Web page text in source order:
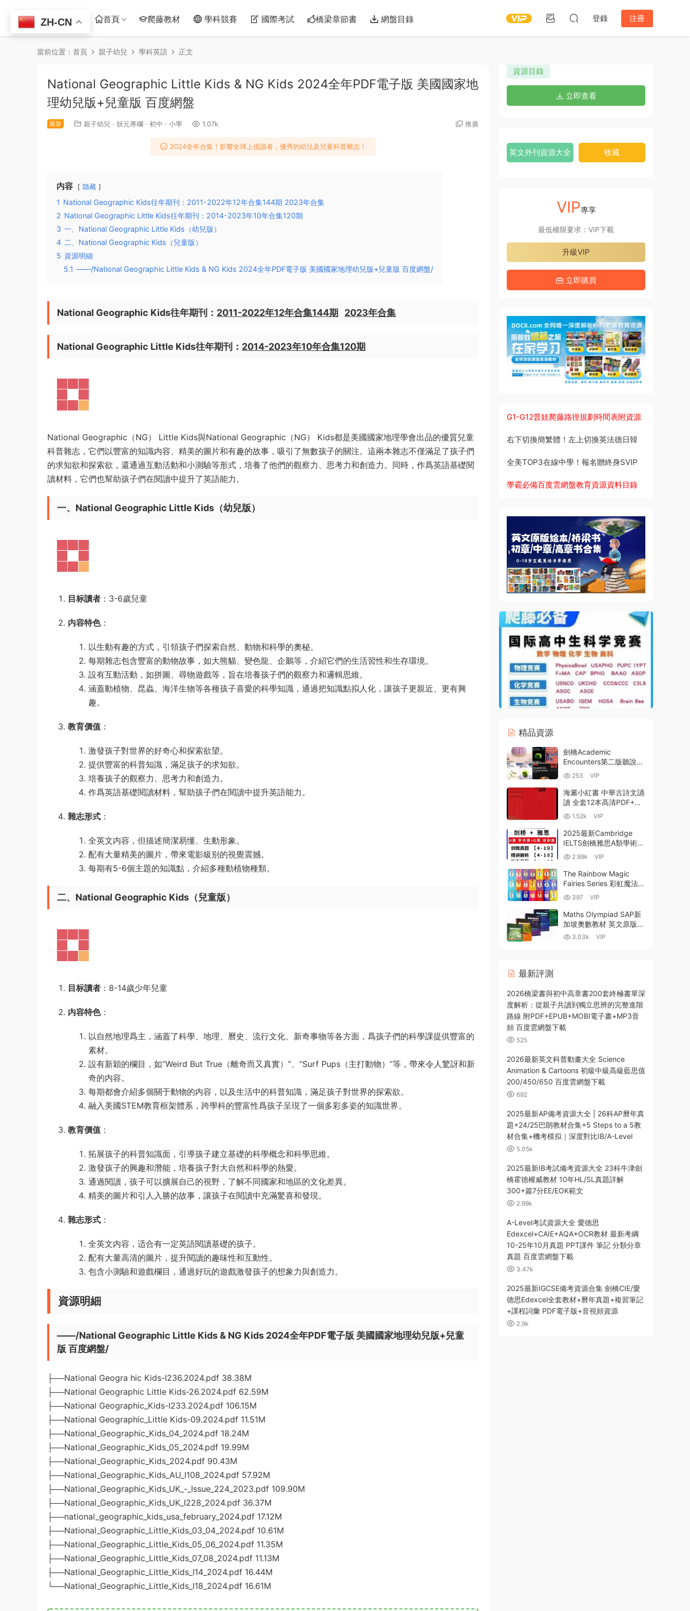
首頁 爬藤教材 學科競賽 國際考試 橋梁章節書 網盤目錄 登錄 注冊
當前位置： 首頁 親子幼兒 學科英語 正文
National Geographic Little Kids & NG Kids 2024全年PDF電子版 美國國家地
理幼兒版+兒童版 百度網盤
最新 親子幼兒 · 狀元專欄 · 初中 · 小學 1.07k 推廣
2024全年合集！影響全球上億讀者，優秀的幼兒及兒童科普雜志！
内容 隐藏
1 National Geographic Kids往年期刊：2011-2022年12年合集144期 2023年合集
2 National Geographic Little Kids往年期刊：2014-2023年10年合集120期
3 一、National Geographic Little Kids（幼兒版）
4 二、National Geographic Kids（兒童版）
5 資源明細
5.1 ——/National Geographic Little Kids & NG Kids 2024全年PDF電子版 美國國家地理幼兒版+兒童版 百度網盤/
National Geographic Kids往年期刊： 2011-2022年12年合集144期 2023年合集
National Geographic Little Kids往年期刊： 2014-2023年10年合集120期
National Geographic（NG） Little Kids與National Geographic（NG） Kids都是美國國家地理學會出品的優質兒童
科普雜志，它們以豐富的知識内容、精美的圖片和有趣的故事，吸引了無數孩子的關注。這兩本雜志不僅滿足了孩子們
的求知欲和探索欲，還通過互動活動和小測驗等形式，培養了他們的觀察力、思考力和創造力。同時，作爲英語基礎閱
讀材料，它們也幫助孩子們在閱讀中提升了英語能力。
一、National Geographic Little Kids（幼兒版）
目标讀者 ：3-6歲兒童
内容特色：
以生動有趣的方式，引領孩子們探索自然、動物和科學的奧秘。
每期雜志包含豐富的動物故事，如大熊貓、變色龍、企鵝等，介紹它們的生活習性和生存環境。
設有互動活動，如拼圖、尋物遊戲等，旨在培養孩子們的觀察力和邏輯思維。
涵蓋動植物、昆蟲、海洋生物等各種孩子喜愛的科學知識，通過把知識點拟人化，讓孩子更親近、更有興
趣。
教育價值 ：
激發孩子對世界的好奇心和探索欲望。
提供豐富的科普知識，滿足孩子的求知欲。
培養孩子的觀察力、思考力和創造力。
作爲英語基礎閱讀材料，幫助孩子們在閱讀中提升英語能力。
雜志形式 ：
全英文内容，但描述簡潔易懂、生動形象。
配有大量精美的圖片，帶來電影級别的視覺震撼。
每期有5-6個主題的知識點，介紹多種動植物種類。
二、National Geographic Kids（兒童版）
目标讀者 ：8-14歲少年兒童
内容特色：
以自然地理爲主，涵蓋了科學、地理、曆史、流行文化、新奇事物等各方面，爲孩子們的科學課提供豐富的
素材。
設有新穎的欄目，如“Weird But True（離奇而又真實）”、“Surf Pups（主打動物）”等，帶來令人驚訝和新
奇的内容。
每期都會介紹多個關于動物的内容，以及生活中的科普知識，滿足孩子對世界的探索欲。
融入美國STEM教育框架體系，跨學科的豐富性爲孩子呈現了一個多彩多姿的知識世界。
教育價值 ：
拓展孩子的科普知識面，引導孩子建立基礎的科學概念和科學思維。
激發孩子的興趣和潛能，培養孩子對大自然和科學的熱愛。
通過閱讀，孩子可以擴展自己的視野，了解不同國家和地區的文化差異。
精美的圖片和引人入勝的故事，讓孩子在閱讀中充滿驚喜和發現。
雜志形式 ：
全英文内容，适合有一定英語閱讀基礎的孩子。
配有大量高清的圖片，提升閱讀的趣味性和互動性。
包含小測驗和遊戲欄目，通過好玩的遊戲激發孩子的想象力與創造力。
資源明細
——/National Geographic Little Kids & NG Kids 2024全年PDF電子版 美國國家地理幼兒版+兒童
版 百度網盤/
├──National Geogra hic Kids-I236.2024.pdf 38.38M
├──National Geographic Little Kids-26.2024.pdf 62.59M
├──National Geographic_Kids-I233.2024.pdf 106.15M
├──National Geographic_Little Kids-09.2024.pdf 11.51M
├──National_Geographic_Kids_04_2024.pdf 18.24M
├──National_Geographic_Kids_05_2024.pdf 19.99M
├──National_Geographic_Kids_2024.pdf 90.43M
├──National_Geographic_Kids_AU_I108_2024.pdf 57.92M
├──National_Geographic_Kids_UK_-_Issue_224_2023.pdf 109.90M
├──National_Geographic_Kids_UK_I228_2024.pdf 36.37M
├──national_geographic_kids_usa_february_2024.pdf 17.12M
├──National_Geographic_Little_Kids_03_04_2024.pdf 10.61M
├──National_Geographic_Little_Kids_05_06_2024.pdf 11.35M
├──National_Geographic_Little_Kids_07_08_2024.pdf 11.13M
├──National_Geographic_Little_Kids_I14_2024.pdf 16.44M
└──National_Geographic_Little_Kids_I18_2024.pdf 16.61M
資源目錄
立即查看
英文外刊資源大全 收藏
VIP專享
最低權限要求：VIP下載
升級VIP
立即購買
G1-G12普娃爬藤路徑規劃時間表附資源
右下切換簡繁體！左上切換英法德日韓
全美TOP3在線中學！報名贈終身SVIP
學霸必備百度雲網盤教育資源資料目錄
精品資源
劍橋Academic
Encounters第二版聽說
+讀寫全套PDF電子版學
生書教師書 音頻視頻資源
網盤下載
253 VIP
海澱小紅書 中華古詩文誦
讀 全套12本高清PDF+點
讀+導讀+MP3音頻 稀缺
絕版 百度雲網盤下載
1.52k VIP
2025最新Cambridge
IELTS劍橋雅思A類學術類
+G類培訓類4-20全套真
題+聽力音頻+精講解析
PDF+MP3 百度網盤
2.99k VIP
The Rainbow Magic
Fairies Series 彩虹魔法仙
子全套200冊英文電子書
PDF/EPUB/MOBI電子版
+MP3音頻 百度雲網盤下
載
397 VIP
Maths Olympiad SAP新
加坡奧數教材 英文原版
全套5冊 百度網盤 高清
3.03k VIP
最新評測
2026橋梁書與初中高章書200套終極書單深
度解析：從親子共讀到獨立思辨的完整進階
路線 附PDF+EPUB+MOBI電子書+MP3音
頻 百度雲網盤下載
525
2026最新英文科普動畫大全 Science
Animation & Cartoons 初級中級高級藍思值
200/450/650 百度雲網盤下載
692
2025最新AP備考資源大全 | 26科AP曆年真
題+24/25巴朗教材合集+5 Steps to a 5教
材合集+機考模拟｜深度對比IB/A-Level
5.05k
2025最新IB考試備考資源大全 23科牛津劍
橋霍德權威教材 10年HL/SL真題詳解
300+篇7分EE/EOK範文
2.99k
A-Level考試資源大全 愛德思
Edexcel+CAIE+AQA+OCR教材 最新考綱
10-25年10月真題 PPT課件 筆記 分類分章
真題 百度雲網盤下載
3.47k
2025最新IGCSE備考資源合集 劍橋CIE/愛
德思Edexcel全套教材+曆年真題+複習筆記
+課程詞彙 PDF電子版+音視頻資源
2.9k
ZH-CN